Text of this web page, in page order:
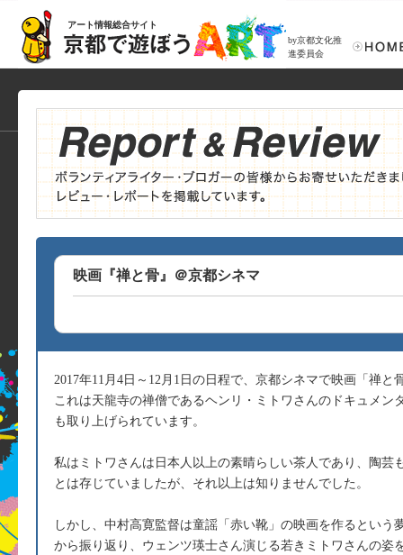
アート情報総合サイト
by京都文化推
進委員会
映画『禅と骨』＠京都シネマ
2017年11月4日～12月1日の日程で、京都シネマで映画「禅と
これは天龍寺の禅僧であるヘンリ・ミトワさんのドキュメン
も取り上げられています。
私はミトワさんは日本人以上の素晴らしい茶人であり、陶芸
とは存じていましたが、それ以上は知りませんでした。
しかし、中村高寛監督は童謡「赤い靴」の映画を作るという
から振り返り、ウェンツ瑛士さん演じる若きミトワさんの姿